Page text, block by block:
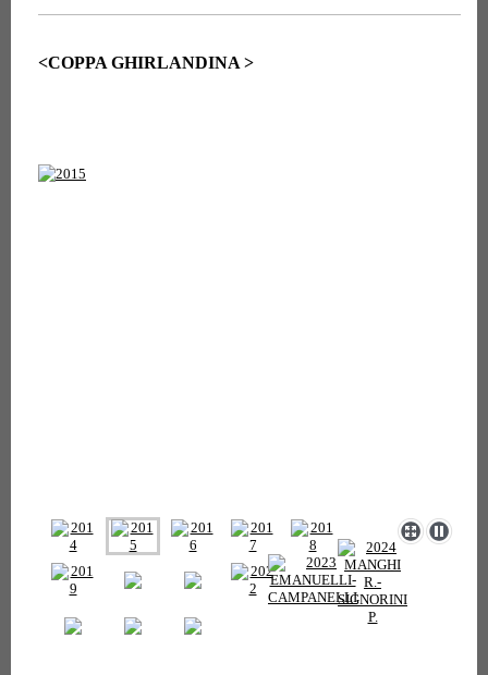
<COPPA GHIRLANDINA >